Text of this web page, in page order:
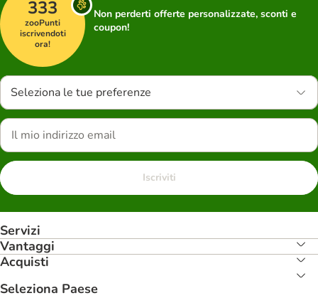
333
zooPunti
iscrivendoti
ora!
Non perderti offerte personalizzate, sconti e
coupon!
Seleziona le tue preferenze
Iscriviti
Servizi
Vantaggi
Acquisti
Seleziona Paese